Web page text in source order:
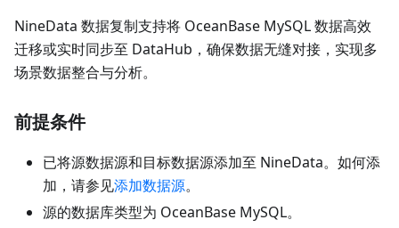
NineData 数据复制支持将 OceanBase MySQL 数据高效
迁移或实时同步至 DataHub，确保数据无缝对接，实现多
场景数据整合与分析。
前提条件
已将源数据源和目标数据源添加至 NineData。如何添
加，请参见添加数据源。
源的数据库类型为 OceanBase MySQL。